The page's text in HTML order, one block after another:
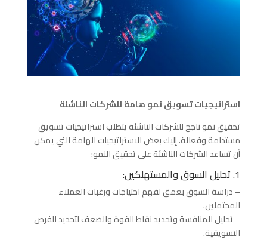
استراتيجيات تسويق نمو هامة للشركات الناشئة
تحقيق نمو ناجح للشركات الناشئة يتطلب استراتيجيات تسويق
مستدامة وفعالة. إليك بعض الاستراتيجيات الهامة التي يمكن
أن تساعد الشركات الناشئة على تحقيق النمو:
1. تحليل السوق والمستهلكين:
– دراسة السوق بعمق لفهم احتياجات ورغبات العملاء
المحتملين.
– تحليل المنافسة وتحديد نقاط القوة والضعف لتحديد الفرص
التسويقية.